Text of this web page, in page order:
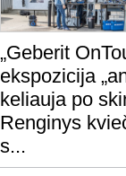
„Geberit
ekspozicija
keliauja po
Renginys
s...